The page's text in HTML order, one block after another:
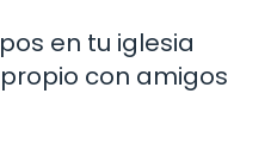
en tu iglesia
con amigos